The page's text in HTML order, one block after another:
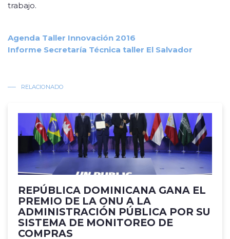
trabajo.
Agenda Taller Innovación 2016
Informe Secretaría Técnica taller El Salvador
RELACIONADO
REPÚBLICA DOMINICANA GANA EL
PREMIO DE LA ONU A LA
ADMINISTRACIÓN PÚBLICA POR SU
SISTEMA DE MONITOREO DE
COMPRAS